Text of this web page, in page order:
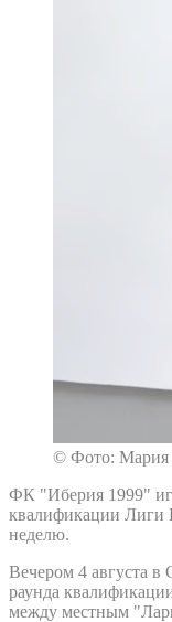
© Фото: Мария
ФК "Иберия 1999"
квалификации Лиги
неделю.
Вечером 4 августа в
раунда
между местным